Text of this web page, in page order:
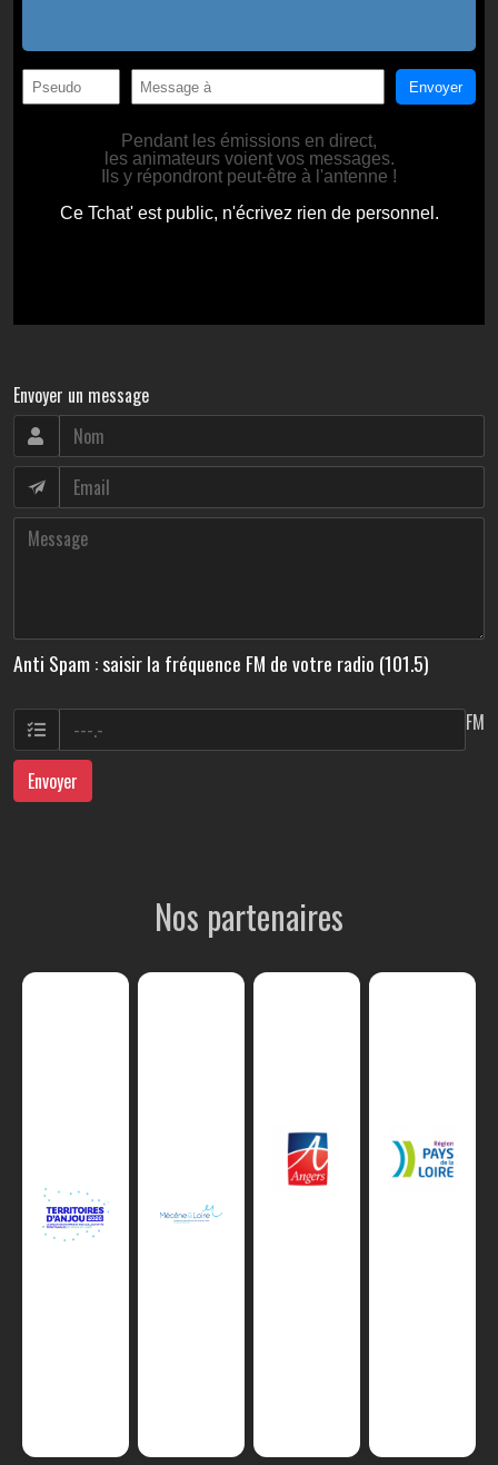
Envoyer un message
Anti Spam : saisir la fréquence FM de votre radio (101.5)
FM
Envoyer
Nos partenaires